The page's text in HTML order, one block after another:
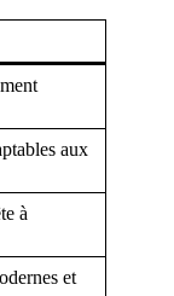
aux
à
et